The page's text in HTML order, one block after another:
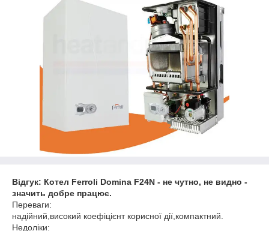
Відгук: Котел Ferroli Domina F24N - не чутно, не видно -
значить добре працює.
Переваги:
надійний,високий коефіцієнт корисної дії,компактний.
Недоліки: